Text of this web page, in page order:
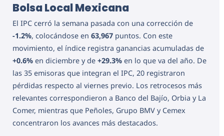
Bolsa Local Mexicana
El IPC cerró la semana pasada con una corrección de
-1.2%, colocándose en 63,967 puntos. Con este
movimiento, el índice registra ganancias acumuladas de
+0.6% en diciembre y de +29.3% en lo que va del año. De
las 35 emisoras que integran el IPC, 20 registraron
pérdidas respecto al viernes previo. Los retrocesos más
relevantes correspondieron a Banco del Bajío, Orbia y La
Comer, mientras que Peñoles, Grupo BMV y Cemex
concentraron los avances más destacados.